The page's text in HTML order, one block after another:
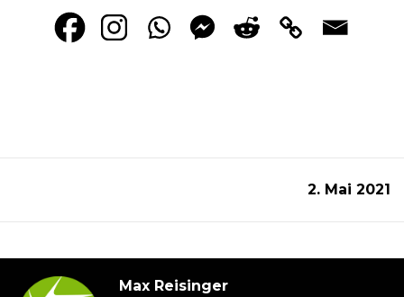
2. Mai 2021
Max Reisinger